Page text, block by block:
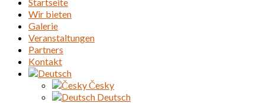
Wir bieten
Galerie
Veranstaltungen
Partners
Kontakt
Česky
Deutsch